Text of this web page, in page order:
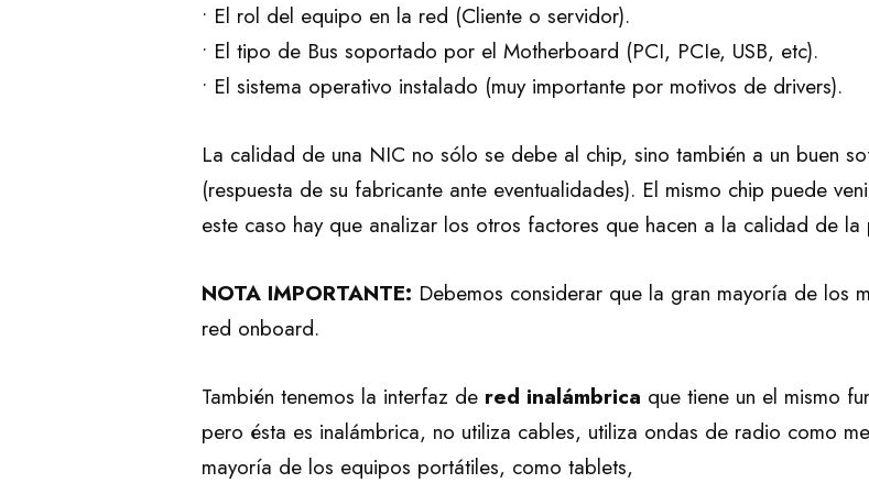
• El rol del equipo en la red (Cliente o servidor).
• El tipo de Bus soportado por el Motherboard (PCI, PCIe, USB, etc).
• El sistema operativo instalado (muy importante por motivos de drivers).
La calidad de una NIC no sólo se debe al chip, sino también a un buen
(respuesta de su fabricante ante eventualidades). El mismo chip puede
este caso hay que analizar los otros factores que hacen a la calidad de la
NOTA IMPORTANTE: Debemos considerar que la gran mayoría de los
red onboard.
También tenemos la interfaz de red inalámbrica que tiene un el mismo
pero ésta es inalámbrica, no utiliza cables, utiliza ondas de radio como
mayoría de los equipos portátiles, como tablets,